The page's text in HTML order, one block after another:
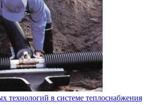
технологий в системе теплоснабжения